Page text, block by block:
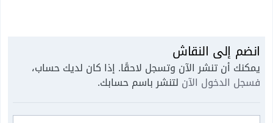
انضم إلى النقاش
يمكنك أن تنشر الآن وتسجل لاحقًا. إذا كان لديك حساب،
فسجل الدخول الآن لتنشر باسم حسابك.